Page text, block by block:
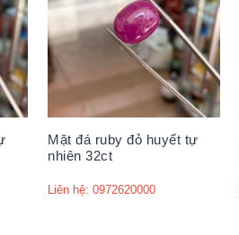
Mặt đá ruby đỏ huyết tự
nhiên 32ct
Liên hệ: 0972620000